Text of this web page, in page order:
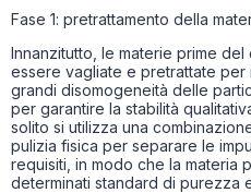
Fase 1: pretrattamento della
Innanzitutto, le materie prime
essere vagliate e pretrattate per
grandi disomogeneità delle
per garantire la stabilità
solito si utilizza una
pulizia fisica per separare le
requisiti, in modo che la materia
determinati standard di purezza